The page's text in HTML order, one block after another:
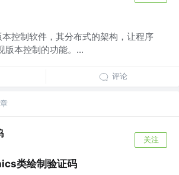
控制软件，其分布式的架构，让程序
版本控制的功能。...
评论
关注
类绘制验证码